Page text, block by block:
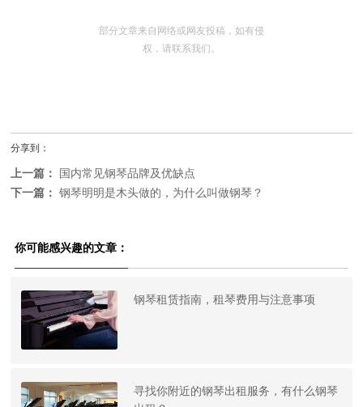
部分文章来自网络或网友投稿，如有侵
权，请联系我们。
分享到：
上一篇： 国内常见钢琴品牌及优缺点
下一篇：钢琴明明是木头做的，为什么叫做钢琴？
你可能感兴趣的文章：
钢琴租赁指南，租琴费用与注意事项
寻找你附近的钢琴出租服务，有什么钢琴